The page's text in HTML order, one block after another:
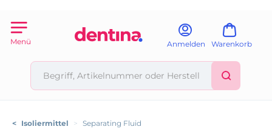
Menü Anmelden Warenkorb
< Isoliermittel > Separating Fluid